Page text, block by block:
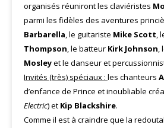
organisés réuniront les claviéristes
parmi les fidèles des aventures
Barbarella, le guitariste Mike Scott,
Thompson, le batteur Kirk Johnson,
Mosleyet le danseur et
Invités (très) spéciaux : les chanteurs
d’enfance de Prince et inoubliable
Electric) et Kip Blackshire.
Comme il est à craindre que la